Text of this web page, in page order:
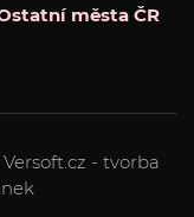
města ČR
Versoft.cz - tvorba